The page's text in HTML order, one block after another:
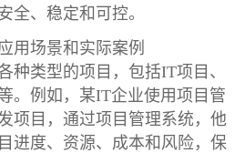
全、稳定和可控。
用场景和实际案例
种类型的项目，包括IT项目、
。例如，某IT企业使用项目管
项目，通过项目管理系统，他
进度、资源、成本和风险，保